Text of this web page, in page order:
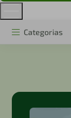
Categorias